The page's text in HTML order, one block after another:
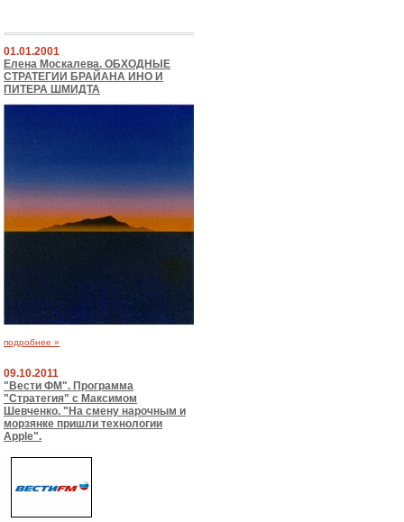
01.01.2001
Елена Москалева. ОБХОДНЫЕ
СТРАТЕГИИ БРАЙАНА ИНО И
ПИТЕРА ШМИДТА
подробнее »
09.10.2011
"Вести ФМ". Программа
"Стратегия" с Максимом
Шевченко. "На смену нарочным и
морзянке пришли технологии
Apple".